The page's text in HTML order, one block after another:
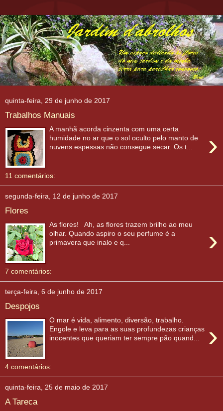
quinta-feira, 29 de junho de 2017
Trabalhos Manuais
›
A manhã acorda cinzenta com uma certa
humidade no ar que o sol oculto pelo manto de
nuvens espessas não consegue secar. Os t...
11 comentários:
segunda-feira, 12 de junho de 2017
Flores
›
As flores! Ah, as flores trazem brilho ao meu
olhar. Quando aspiro o seu perfume é a
primavera que inalo e q...
7 comentários:
terça-feira, 6 de junho de 2017
Despojos
›
O mar é vida, alimento, diversão, trabalho.
Engole e leva para as suas profundezas crianças
inocentes que queriam ter sempre pão quand...
4 comentários:
quinta-feira, 25 de maio de 2017
A Tareca